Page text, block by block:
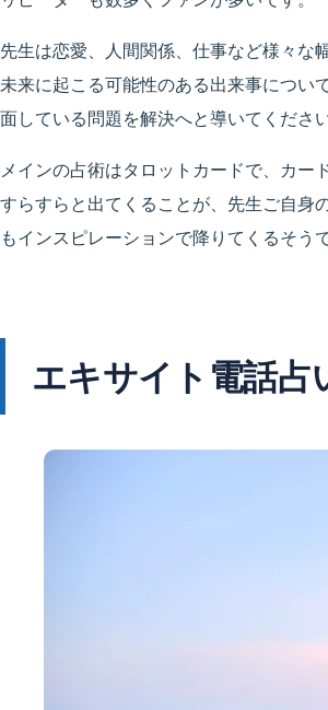
先生は恋愛、人間関係、仕事など様々な
未来に起こる可能性のある出来事につい
面している問題を解決へと導いてください
メインの占術はタロットカードで、カー
すらすらと出てくることが、先生ご自身
もインスピレーションで降りてくるそうで
エキサイト電話占